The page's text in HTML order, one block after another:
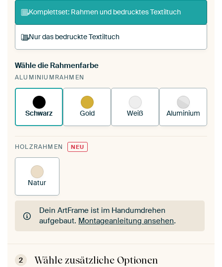
Komplettset: Rahmen und bedrucktes Textiltuch
Nur das bedruckte Textiltuch
Du spannst einen wechselbaren Textiltuch in
deinen vorhandenen ArtFrame™.
funktioniert es.
Wähle die Rahmenfarbe
ALUMINIUMRAHMEN
Schwarz Gold Weiß Aluminium
HOLZRAHMEN NEU
Natur
Dein ArtFrame ist im Handumdrehen
aufgebaut. Montageanleitung ansehen.
Dein ArtFrame ist im Handumdrehen
aufgebaut.Montageanleitung ansehen
2 Wähle zusätzliche Optionen